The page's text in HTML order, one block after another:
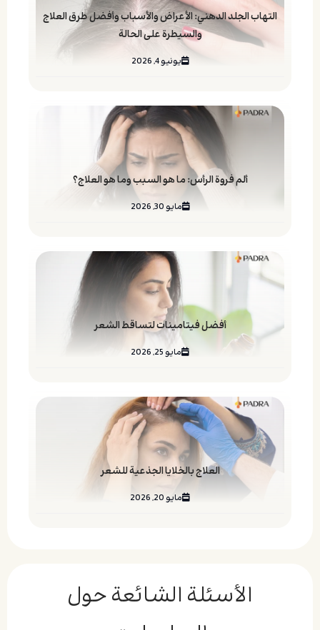
التهاب الجلد الدهني: الأعراض والأسباب وأفضل طرق العلاج
والسيطرة على الحالة
يونيو 4, 2026
ألم فروة الرأس: ما هو السبب وما هو العلاج؟
مايو 30, 2026
أفضل فيتامينات لتساقط الشعر
مايو 25, 2026
العلاج بالخلايا الجذعية للشعر
مايو 20, 2026
الأسئلة الشائعة حول